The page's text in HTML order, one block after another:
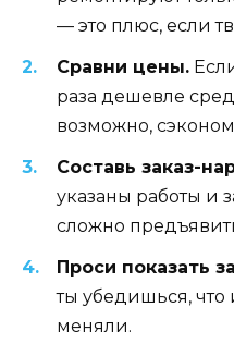
— это плюс, если
Сравни цены.
раза дешевле
возможно,
Составь заказ-
указаны работы и
сложно
Проси показать
ты убедишься, что
меняли.